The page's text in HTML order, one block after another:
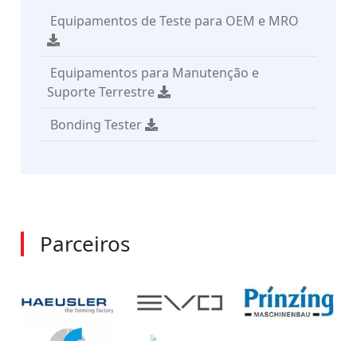
Equipamentos de Teste para OEM e MRO
Equipamentos para Manutenção e
Suporte Terrestre
Bonding Tester
Parceiros